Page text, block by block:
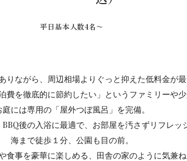
平日基本人数4名〜
りながら、周辺相場よりぐっと抑えた低料金が
費を徹底的に節約したい」というファミリーや
庭には専用の「屋外つぼ風呂」を完備。
後の入浴に最適で、お部屋を汚さずリフレッ
海まで徒歩１分、公園も目の前。
食事を豪華に楽しめる、田舎の家のように気兼